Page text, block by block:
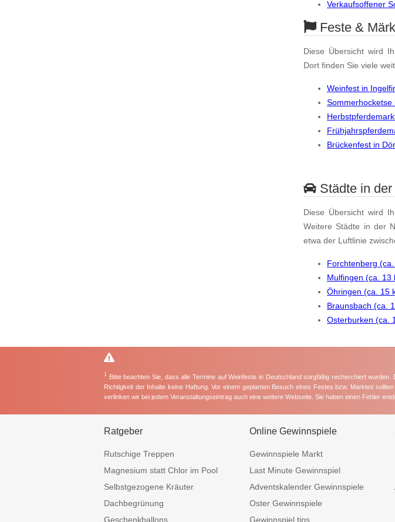
Verkaufsoffener
Feste &
Diese Übersicht wird
Dort finden Sie viele
Weinfest in
Sommerhocketse
Brückenfest in
Städte in
Diese Übersicht wird
Weitere Städte in der
etwa der Luftlinie
Forchtenberg
Mulfingen (ca. 13
Öhringen (ca. 15
Braunsbach (ca.
Osterburken (ca.
1 Bitte beachten Sie, dass alle Termine auf Weinfeste in Deutschland sorgfältig recherchiert
Richtigkeit der Inhalte keine Haftung. Vor einem geplanten Besuch eines Festes bzw. Marktes
verlinken wir bei jedem Veranstaltungseintrag auch eine weitere Webseite. Sie haben einen Fehler
Ratgeber
Rutschige Treppen
Magnesium statt Chlor im Pool
Selbstgezogene Kräuter
Dachbegrünung
Geschenkballons
Online Gewinnspiele
Gewinnspiele Markt
Last Minute Gewinnspiel
Adventskalender Gewinnspiele
Oster Gewinnspiele
Gewinnspiel.tips